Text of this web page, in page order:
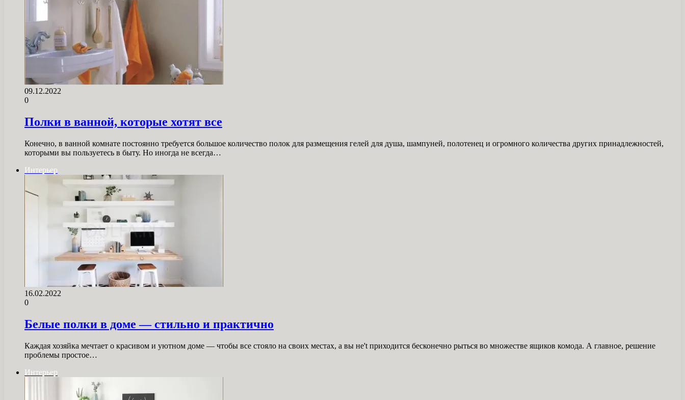
09.12.2022
0
Полки в ванной, которые хотят все
Конечно, в ванной комнате постоянно требуется большое количество полок для размещения гелей для душа, шампуней, полотенец и огромного количества других принадлежностей,
которыми вы пользуетесь в быту. Но иногда не всегда…
Интерьер
16.02.2022
0
Белые полки в доме — стильно и практично
Каждая хозяйка мечтает о красивом и уютном доме — чтобы все стояло на своих местах, а вы не't приходится бесконечно рыться во множестве ящиков комода. А главное, решение
проблемы простое…
Интерьер